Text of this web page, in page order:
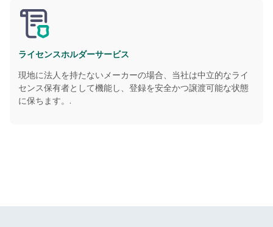
ライセンスホルダーサービス
現地に法人を持たないメーカーの場合、当社は中立的なライ
センス保有者として機能し、登録を安全かつ譲渡可能な状態
に保ちます。.